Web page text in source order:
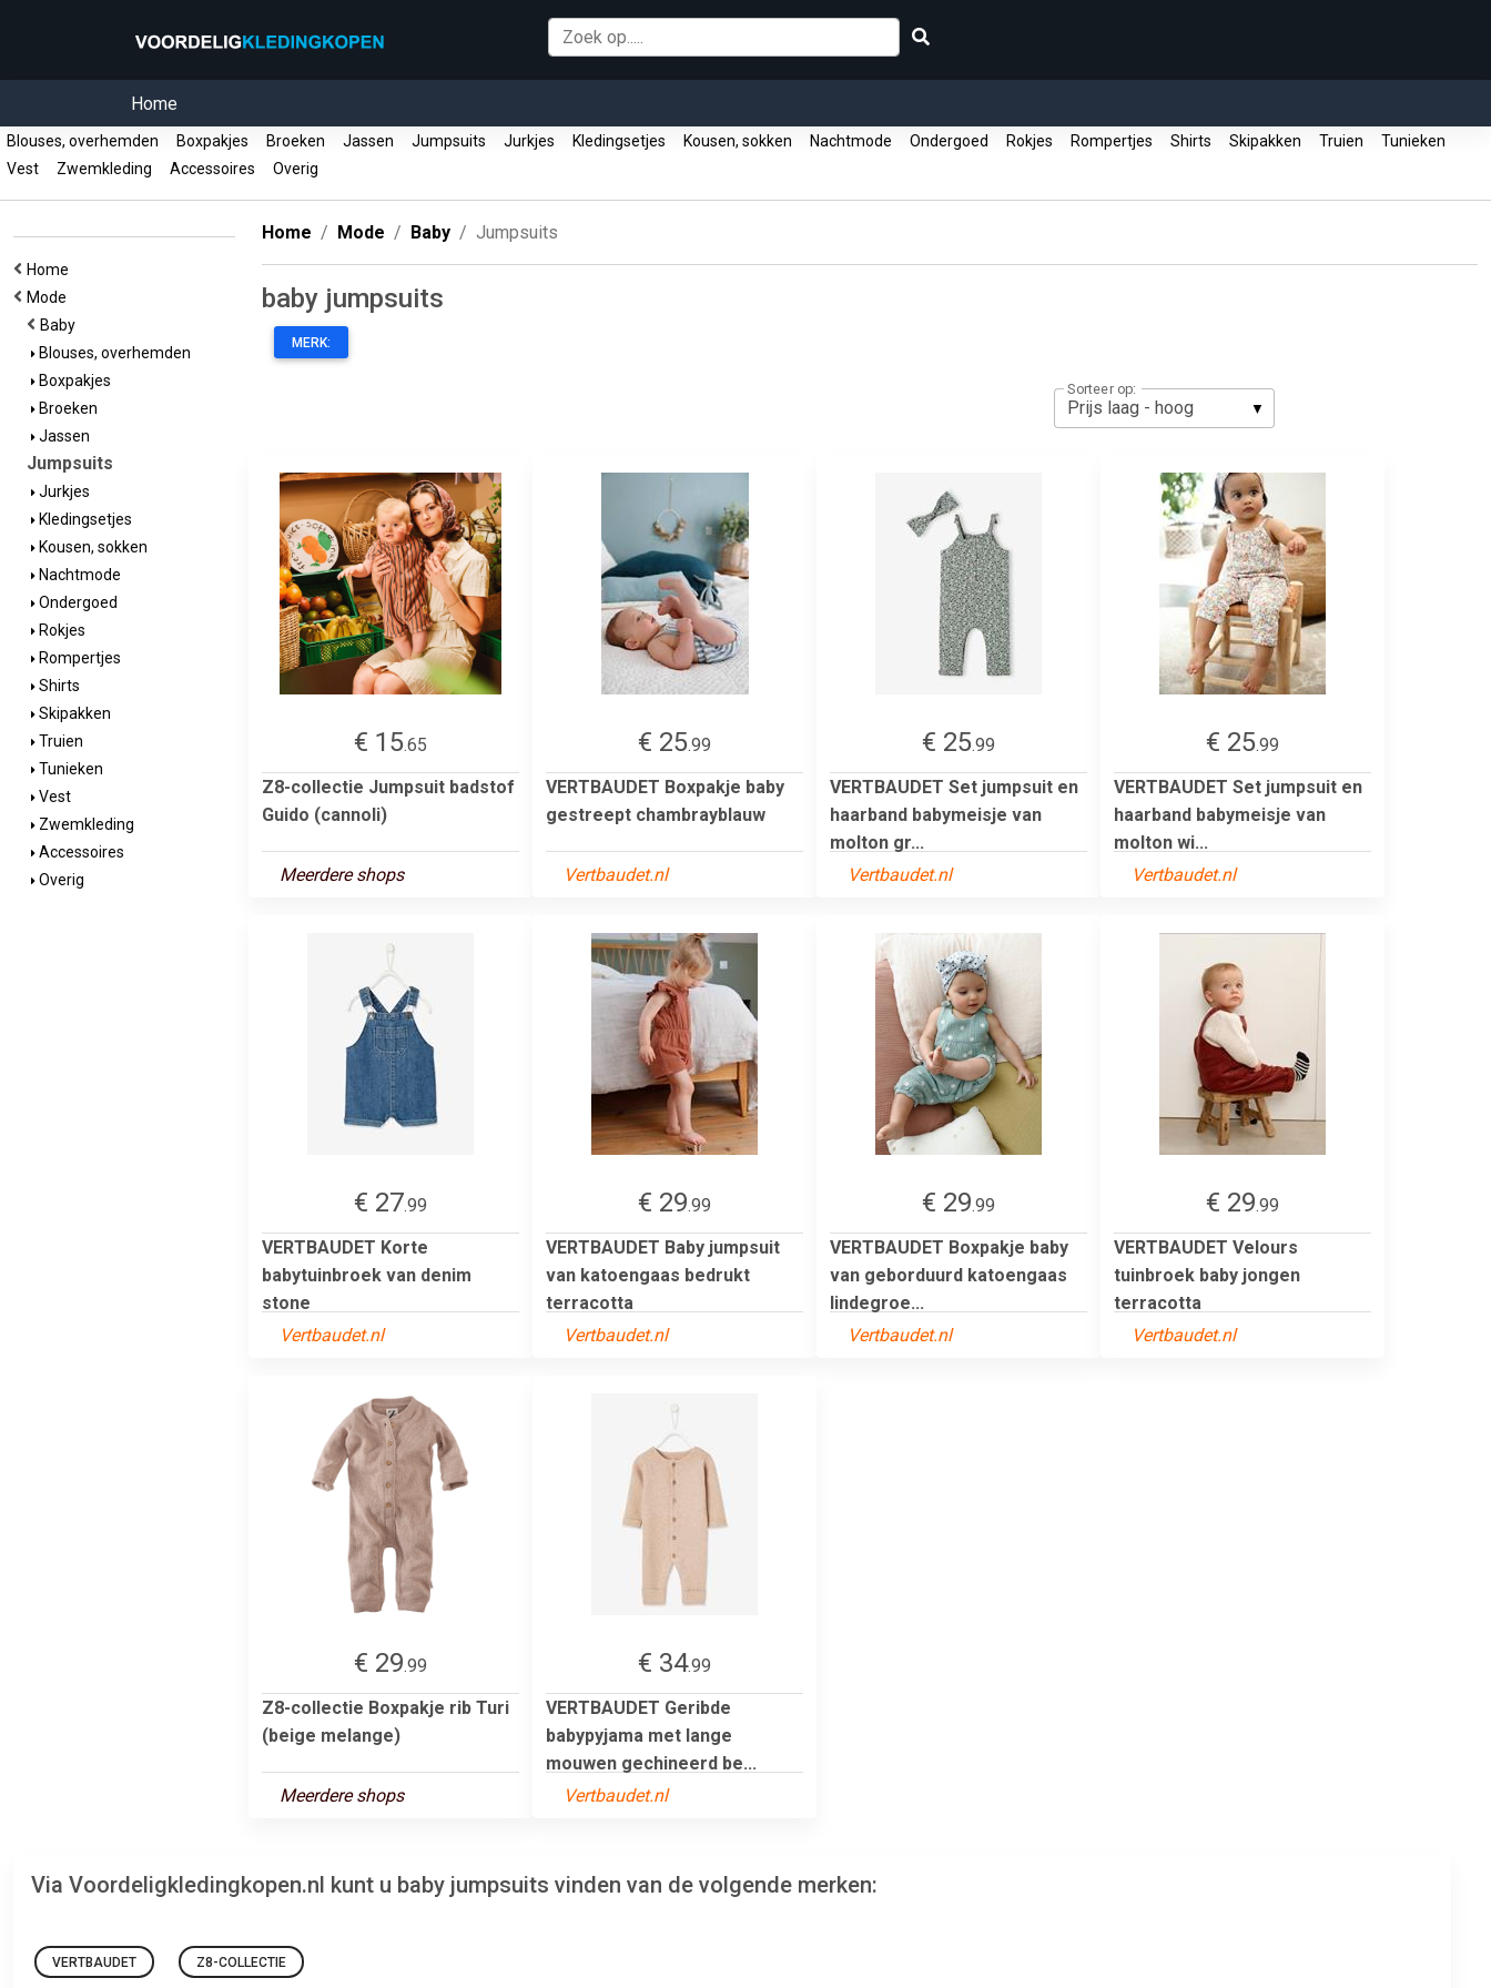
Home
Blouses, overhemden Boxpakjes Broeken Jassen Jumpsuits Jurkjes Kledingsetjes Kousen, sokken Nachtmode Ondergoed Rokjes Rompertjes Shirts Skipakken Truien
Tunieken
Vest
Zwemkleding Accessoires Overig
Home
Mode
Baby
Blouses, overhemden
Boxpakjes
Broeken
Jassen
Jumpsuits
Jurkjes
Kledingsetjes
Kousen, sokken
Nachtmode
Ondergoed
Rokjes
Rompertjes
Shirts
Skipakken
Truien
Tunieken
Vest
Zwemkleding
Accessoires
Overig
Home Mode Baby Jumpsuits
baby jumpsuits
MERK:
Sorteer op:
€ 15.65
Z8-collectie Jumpsuit badstof
Guido (cannoli)
Meerdere shops
€ 25.99
VERTBAUDET Boxpakje baby
gestreept chambrayblauw
Vertbaudet.nl
€ 25.99
VERTBAUDET Set jumpsuit en
haarband babymeisje van
molton gr...
Vertbaudet.nl
€ 25.99
VERTBAUDET Set jumpsuit en
haarband babymeisje van
molton wi...
Vertbaudet.nl
€ 27.99
VERTBAUDET Korte
babytuinbroek van denim
stone
Vertbaudet.nl
€ 29.99
VERTBAUDET Baby jumpsuit
van katoengaas bedrukt
terracotta
Vertbaudet.nl
€ 29.99
VERTBAUDET Boxpakje baby
van geborduurd katoengaas
lindegroe...
Vertbaudet.nl
€ 29.99
VERTBAUDET Velours
tuinbroek baby jongen
terracotta
Vertbaudet.nl
€ 29.99
Z8-collectie Boxpakje rib Turi
(beige melange)
Meerdere shops
€ 34.99
VERTBAUDET Geribde
babypyjama met lange
mouwen gechineerd be...
Vertbaudet.nl
Via Voordeligkledingkopen.nl kunt u baby jumpsuits vinden van de volgende merken:
VERTBAUDET Z8-COLLECTIE